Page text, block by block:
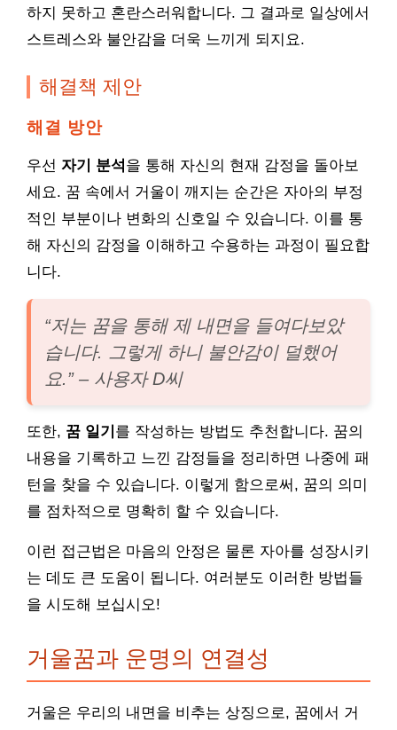
하지 못하고 혼란스러워합니다. 그 결과로 일상에서
스트레스와 불안감을 더욱 느끼게 되지요.
해결책 제안
해결 방안
우선 자기 분석을 통해 자신의 현재 감정을 돌아보
세요. 꿈 속에서 거울이 깨지는 순간은 자아의 부정
적인 부분이나 변화의 신호일 수 있습니다. 이를 통
해 자신의 감정을 이해하고 수용하는 과정이 필요합
니다.
“저는 꿈을 통해 제 내면을 들여다보았
습니다. 그렇게 하니 불안감이 덜했어
요.” – 사용자 D씨
또한, 꿈 일기 를 작성하는 방법도 추천합니다. 꿈의
내용을 기록하고 느낀 감정들을 정리하면 나중에 패
턴을 찾을 수 있습니다. 이렇게 함으로써, 꿈의 의미
를 점차적으로 명확히 할 수 있습니다.
이런 접근법은 마음의 안정은 물론 자아를 성장시키
는 데도 큰 도움이 됩니다. 여러분도 이러한 방법들
을 시도해 보십시오!
거울꿈과 운명의 연결성
거울은 우리의 내면을 비추는 상징으로, 꿈에서 거